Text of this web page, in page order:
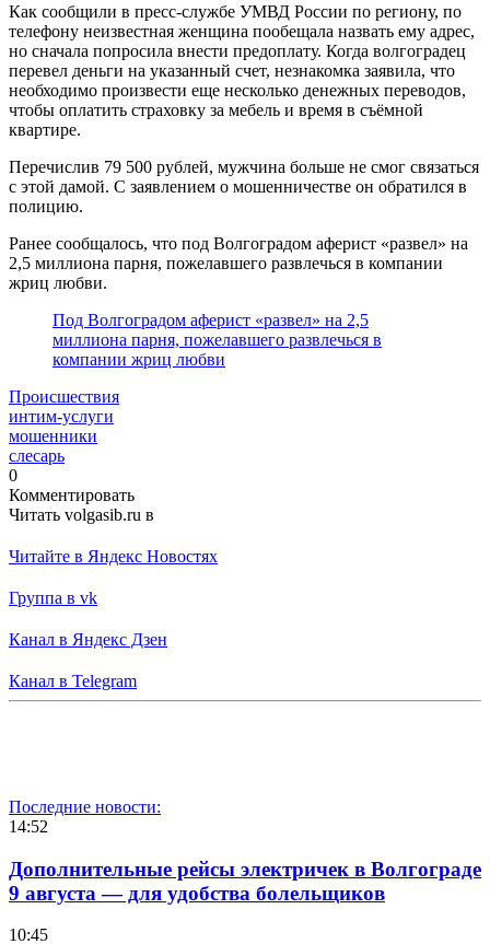
Как сообщили в пресс-службе УМВД России по региону, по
телефону неизвестная женщина пообещала назвать ему адрес,
но сначала попросила внести предоплату. Когда волгоградец
перевел деньги на указанный счет, незнакомка заявила, что
необходимо произвести еще несколько денежных переводов,
чтобы оплатить страховку за мебель и время в съёмной
квартире.
Перечислив 79 500 рублей, мужчина больше не смог связаться
с этой дамой. С заявлением о мошенничестве он обратился в
полицию.
Ранее сообщалось, что под Волгоградом аферист «развел» на
2,5 миллиона парня, пожелавшего развлечься в компании
жриц любви.
Под Волгоградом аферист «развел» на 2,5
миллиона парня, пожелавшего развлечься в
компании жриц любви
Происшествия
интим-услуги
мошенники
слесарь
0
Комментировать
Читать volgasib.ru в
Читайте в Яндекс Новостях
Группа в vk
Канал в Яндекс Дзен
Канал в Telegram
Последние новости:
14:52
Дополнительные рейсы электричек в Волгограде
9 августа — для удобства болельщиков
10:45